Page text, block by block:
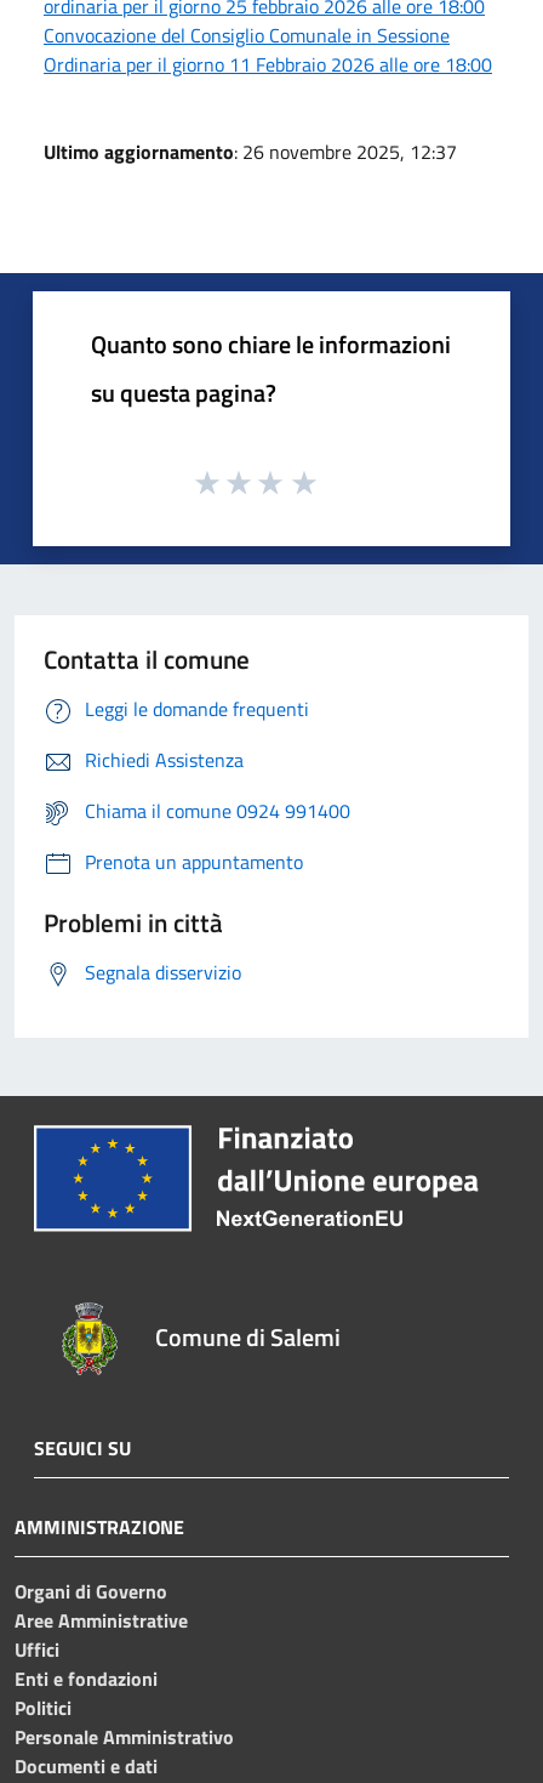
Convocazione del Consiglio Comunale in Sessione
Ordinaria per il giorno 11 Febbraio 2026 alle ore 18:00
Ultimo aggiornamento: 26 novembre 2025, 12:37
Quanto sono chiare le informazioni
su questa pagina?
Contatta il comune
Leggi le domande frequenti
Richiedi Assistenza
Chiama il comune 0924 991400
Prenota un appuntamento
Problemi in città
Segnala disservizio
Comune di Salemi
SEGUICI SU
AMMINISTRAZIONE
Organi di Governo
Aree Amministrative
Uffici
Enti e fondazioni
Politici
Personale Amministrativo
Documenti e dati